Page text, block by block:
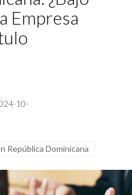
Empresa
10-
República Dominicana